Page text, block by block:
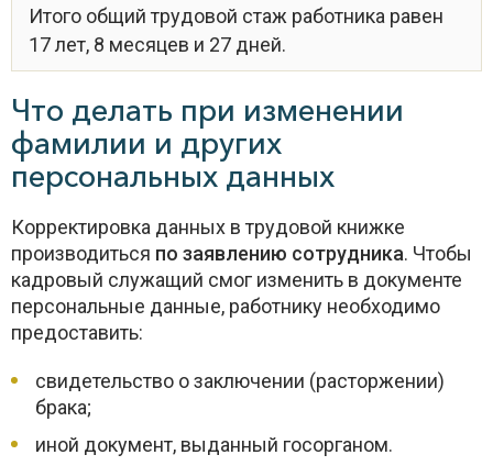
Итого общий трудовой стаж работника равен
17 лет, 8 месяцев и 27 дней.
Что делать при изменении
фамилии и других
персональных данных
Корректировка данных в трудовой книжке
производиться по заявлению сотрудника. Чтобы
кадровый служащий смог изменить в документе
персональные данные, работнику необходимо
предоставить:
свидетельство о заключении (расторжении)
брака;
иной документ, выданный госорганом.